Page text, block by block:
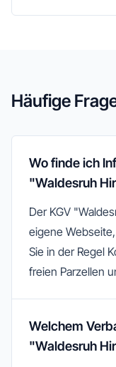
Häufige
Wo finde ich
"Waldesruh
Der KGV
eigene
Sie in der Regel
freien Parzellen
Welchem
"Waldesruh